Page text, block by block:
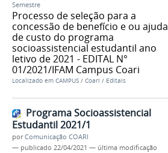
Semestre
Processo de seleção para a
concessão de benefício e ou ajuda
de custo do programa
socioassistencial estudantil ano
letivo de 2021 - EDITAL N°
01/2021/IFAM Campus Coari
Localizado em CAMPUS / Coari / Editais
Programa Socioassistencial
Estudantil 2021/1
porComunicação COARI
— publicado 22/04/2021 — última modificação